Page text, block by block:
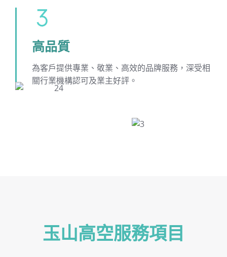
高品質
為客戶提供專業、敬業、高效的品牌服務，深受相
關行業機構認可及業主好評。
玉山高空服務項目